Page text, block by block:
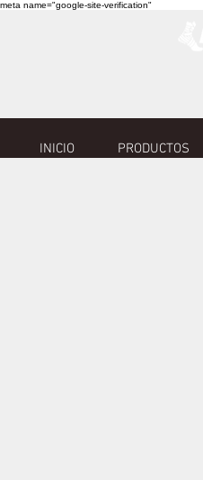
meta name="google-site-verification"
INICIO PRODUCTOS